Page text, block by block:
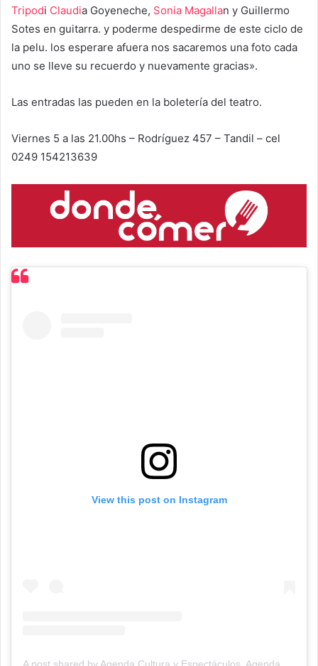
Tripodi Claudia Goyeneche, Sonia Magallan y Guillermo
Sotes en guitarra. y poderme despedirme de este ciclo de
la pelu. los esperare afuera nos sacaremos una foto cada
uno se lleve su recuerdo y nuevamente gracias».
Las entradas las pueden en la boletería del teatro.
Viernes 5 a las 21.00hs – Rodríguez 457 – Tandil – cel
0249 154213639
View this post on Instagram